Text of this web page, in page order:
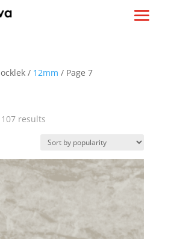
/ 12mm / Page 7
resultsSorted
popularity